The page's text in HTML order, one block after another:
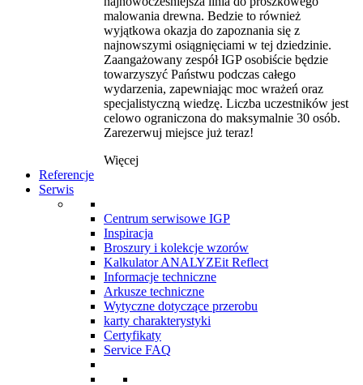
malowania drewna. Bedzie to również
wyjątkowa okazja do zapoznania się z
najnowszymi osiągnięciami w tej dziedzinie.
Zaangażowany zespół IGP osobiście będzie
towarzyszyć Państwu podczas całego
wydarzenia, zapewniając moc wrażeń oraz
specjalistyczną wiedzę. Liczba uczestników jest
celowo ograniczona do maksymalnie 30 osób.
Zarezerwuj miejsce już teraz!
Więcej
Referencje
Serwis
Centrum serwisowe IGP
Inspiracja
Broszury i kolekcje wzorów
Kalkulator ANALYZEit Reflect
Informacje techniczne
Arkusze techniczne
Wytyczne dotyczące przerobu
karty charakterystyki
Certyfikaty
Service FAQ